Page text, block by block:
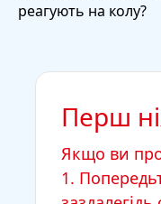
реагують на колу?
Перш
Якщо ви
1.